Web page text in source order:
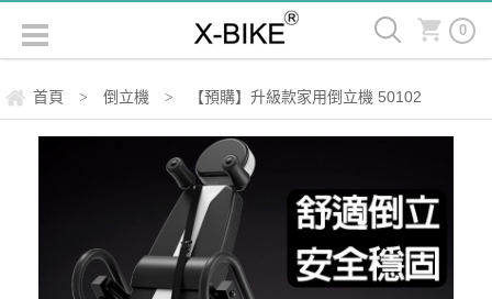
0
首頁 > 倒立機 > 【預購】升級款家用倒立機 50102